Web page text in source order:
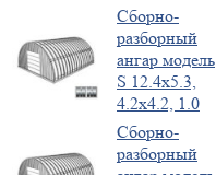
Cборно-
разборный
ангар модель
S 12.4x5.3,
4.2x4.2, 1.0
Cборно-
разборный